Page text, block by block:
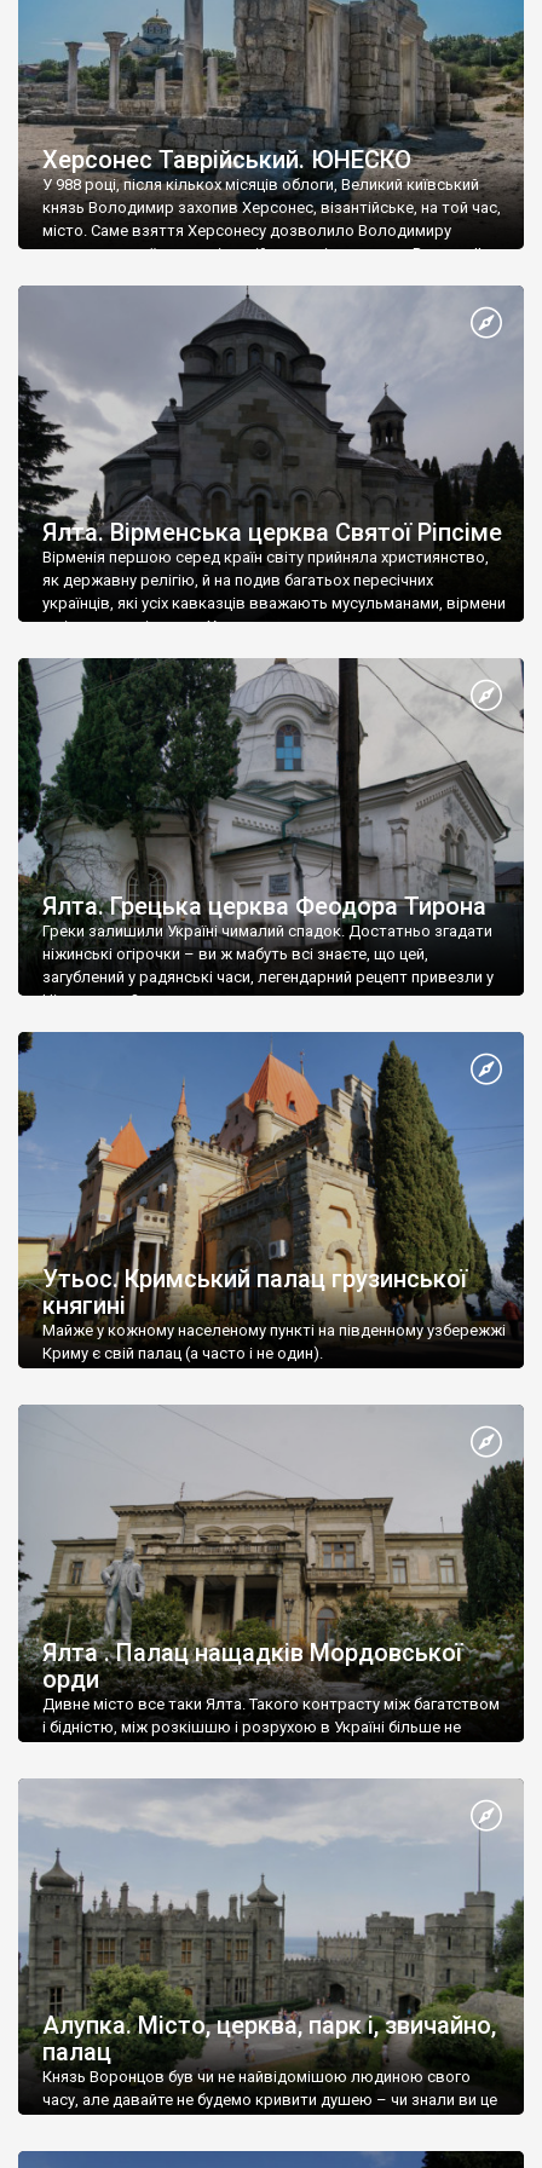
Херсонес Таврійський. ЮНЕСКО
У 988 році, після кількох місяців облоги, Великий київський
князь Володимир захопив Херсонес, візантійське, на той час,
місто. Саме взяття Херсонесу дозволило Володимиру
диктувати свої умови візантійському імператору Василю ІІ, та
Херсонесі Володимир-язичник, став Василем-християнином.
А потім було Хрещення Русі. На честь Херсонесу Таврійського
Ялта. Вірменська церква Святої Ріпсіме
Вірменія першою серед країн світу прийняла християнство,
як державну релігію, й на подив багатьох пересічних
українців, які усіх кавказців вважають мусульманами, вірмени
є відданими вірянами Христа
Ялта. Грецька церква Феодора Тирона
Греки залишили Україні чималий спадок. Достатньо згадати
ніжинські огірочки – ви ж мабуть всі знаєте, що цей,
загублений у радянські часи, легендарний рецепт привезли у
Ніжин греки?
Утьос. Кримський палац грузинської
княгині
Майже у кожному населеному пункті на південному узбережжі
Криму є свій палац (а часто і не один).
Ялта . Палац нащадків Мордовської
орди
Дивне місто все таки Ялта. Такого контрасту між багатством
і бідністю, між розкішшю і розрухою в Україні більше не
Алупка. Місто, церква, парк і, звичайно,
палац
Князь Воронцов був чи не найвідомішою людиною свого
часу, але давайте не будемо кривити душею – чи знали ви це